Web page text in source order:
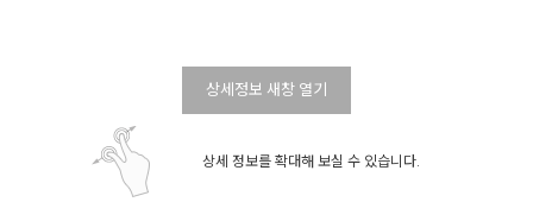
상세정보 새창 열기
상세 정보를 확대해 보실 수 있습니다.